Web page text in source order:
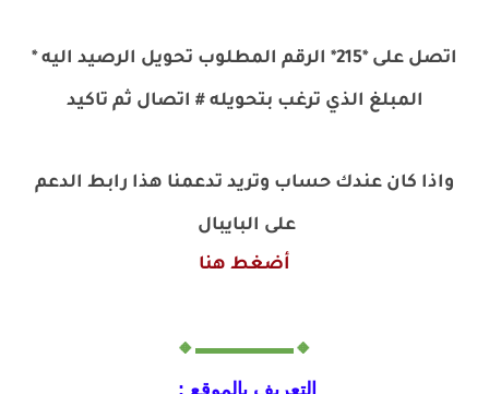
اتصل على *215* الرقم المطلوب تحويل الرصيد اليه *
المبلغ الذي ترغب بتحويله # اتصال ثم تاكيد
واذا كان عندك حساب وتريد تدعمنا هذا رابط الدعم
على البايبال
أضغط هنا
🔸▬▬▬▬▬🔸
التعريف بالموقع :